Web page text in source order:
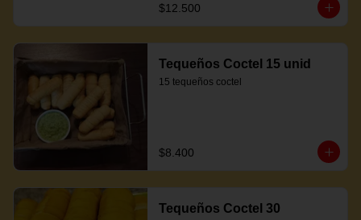
$12.500
Tequeños Coctel 15 unid
15 tequeños coctel
$8.400
Tequeños Coctel 30